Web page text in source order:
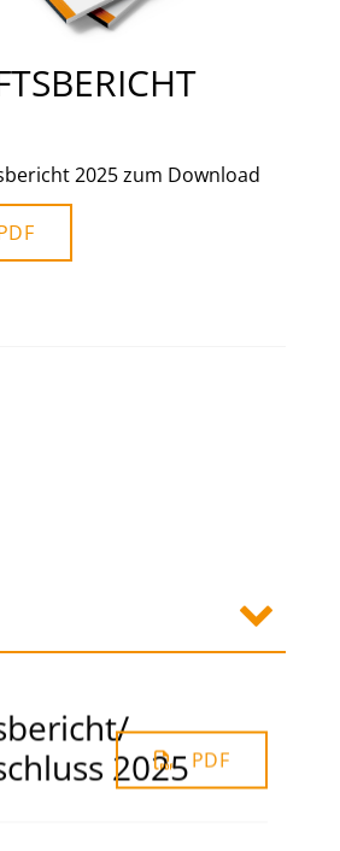
2025 zum Download
2025PDF